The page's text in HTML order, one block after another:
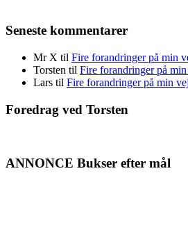
Seneste kommentarer
Mr X til Fire forandringer på min
Torsten til Fire forandringer på
Lars til Fire forandringer på min
Foredrag ved Torsten
ANNONCE Bukser efter mål